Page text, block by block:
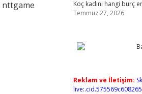
nttgame
Koç kadını hangi burç
Temmuz 27, 2026
Reklam ve İletişim: